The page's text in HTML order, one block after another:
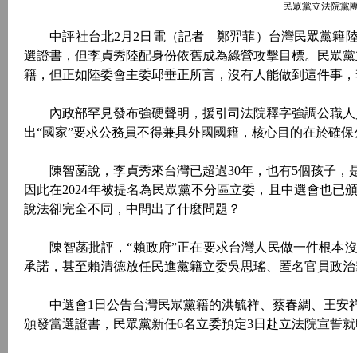
民眾黨立法院黨
中評社台北2月2日電（記者 鄭羿菲）台灣民眾黨籍陸
選證書，但李貞秀陸配身份依舊成為綠營攻擊目標。民眾
籍，但正如陸委會主委邱垂正所言，沒有人能做到這件事
內政部罕見發布強硬聲明，援引司法院釋字強調公職人
出“國家”要求公務員不得兼具外國國籍，核心目的在於確
陳智菡說，李貞秀來台灣已超過30年，也有5個孩子，
因此在2024年被提名為民眾黨不分區立委，且中選會也
說法卻完全不同，中間出了什麼問題？
陳智菡批評，“賴政府”正在要求台灣人民做一件根本
承諾，甚至賴清德放任民進黨籍立委吳思瑤、匿名官員政
中選會1日公告台灣民眾黨籍的洪毓祥、蔡春綢、王安
頒發當選證書，民眾黨新任6名立委預定3日赴立法院宣誓